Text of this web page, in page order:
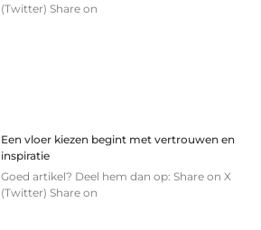
(Twitter) Share on
Een vloer kiezen begint met vertrouwen en
inspiratie
Goed artikel? Deel hem dan op: Share on X
(Twitter) Share on